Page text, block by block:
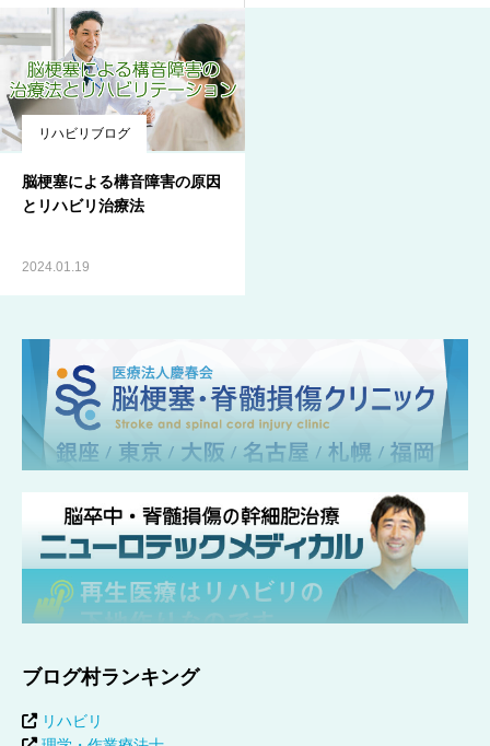
リハビリブログ
脳梗塞による構音障害の原因
とリハビリ治療法
2024.01.19
ブログ村ランキング
リハビリ